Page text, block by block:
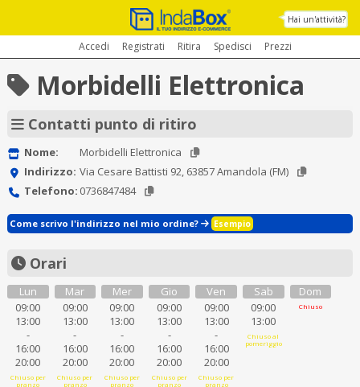
Hai un'attività?
Accedi Registrati Ritira Spedisci Prezzi
Morbidelli Elettronica
Contatti punto di ritiro
Nome:
Morbidelli Elettronica
Indirizzo: Via Cesare Battisti 92, 63857 Amandola (FM)
Telefono: 0736847484
Come scrivo l'indirizzo nel mio ordine? Esempio
Orari
Lun
09:00
13:00
-
16:00
20:00
Chiuso per
pranzo
Mar
09:00
13:00
-
16:00
20:00
Chiuso per
pranzo
Mer
09:00
13:00
-
16:00
20:00
Chiuso per
pranzo
Gio
09:00
13:00
-
16:00
20:00
Chiuso per
pranzo
Ven
09:00
13:00
-
16:00
20:00
Chiuso per
pranzo
Sab
09:00
13:00
Chiuso al
pomeriggio
Dom
Chiuso